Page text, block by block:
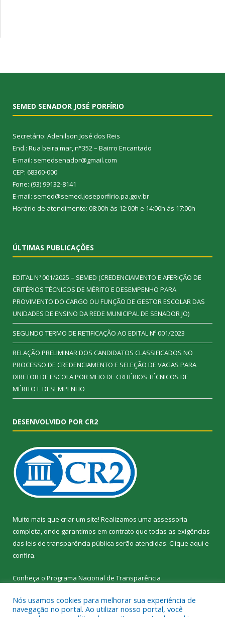
SEMED SENADOR JOSÉ PORFÍRIO
Secretário: Adenilson José dos Reis
End.: Rua beira mar, n°352 – Bairro Encantado
E-mail: semedsenador@gmail.com
CEP: 68360-000
Fone: (93) 99132-8141
E-mail: semed@semed.joseporfirio.pa.gov.br
Horário de atendimento: 08:00h às 12:00h e 14:00h ás 17:00h
ÚLTIMAS PUBLICAÇÕES
EDITAL Nº 001/2025 – SEMED (CREDENCIAMENTO E AFERIÇÃO DE
CRITÉRIOS TÉCNICOS DE MÉRITO E DESEMPENHO PARA
PROVIMENTO DO CARGO OU FUNÇÃO DE GESTOR ESCOLAR DAS
UNIDADES DE ENSINO DA REDE MUNICIPAL DE SENADOR JO)
SEGUNDO TERMO DE RETIFICAÇÃO AO EDITAL Nº 001/2023
RELAÇÃO PRELIMINAR DOS CANDIDATOS CLASSIFICADOS NO
PROCESSO DE CREDENCIAMENTO E SELEÇÃO DE VAGAS PARA
DIRETOR DE ESCOLA POR MEIO DE CRITÉRIOS TÉCNICOS DE
MÉRITO E DESEMPENHO
DESENVOLVIDO POR CR2
Muito mais que criar um site! Realizamos uma assessoria
completa, onde garantimos em contrato que todas as exigências
das leis de transparência pública serão atendidas. Clique aqui e
confira.
Conheça o Programa Nacional de Transparência
Nós usamos cookies para melhorar sua experiência de
navegação no portal. Ao utilizar nosso portal, você